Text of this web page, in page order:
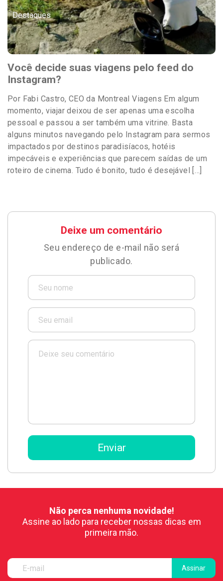
Destaques
Você decide suas viagens pelo feed do
Instagram?
Por Fabi Castro, CEO da Montreal Viagens Em algum
momento, viajar deixou de ser apenas uma escolha
pessoal e passou a ser também uma vitrine. Basta
alguns minutos navegando pelo Instagram para sermos
impactados por destinos paradisíacos, hotéis
impecáveis e experiências que parecem saídas de um
roteiro de cinema. Tudo é bonito, tudo é desejável […]
Deixe um comentário
Seu endereço de e-mail não será
publicado.
Não perca nenhuma novidade!
Assine ao lado para receber nossas dicas em
primeira mão.